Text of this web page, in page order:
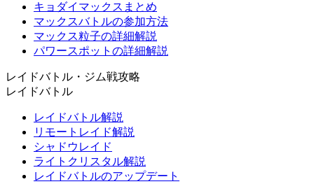
キョダイマックスまとめ
マックスバトルの参加方法
マックス粒子の詳細解説
パワースポットの詳細解説
レイドバトル・ジム戦攻略
レイドバトル
レイドバトル解説
リモートレイド解説
シャドウレイド
ライトクリスタル解説
レイドバトルのアップデート